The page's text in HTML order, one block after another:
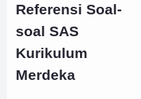
Referensi Soal-
soal SAS
Kurikulum
Merdeka